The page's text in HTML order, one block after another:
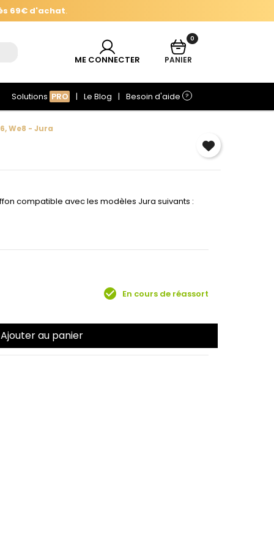
69€ d'achat.
ME CONNECTER
0
PANIER
Solutions PRO Le Blog Besoin d'aide ?
We8 - Jura
compatible avec les modèles Jura suivants :
check_circle En cours de réassort
Ajouter au panier